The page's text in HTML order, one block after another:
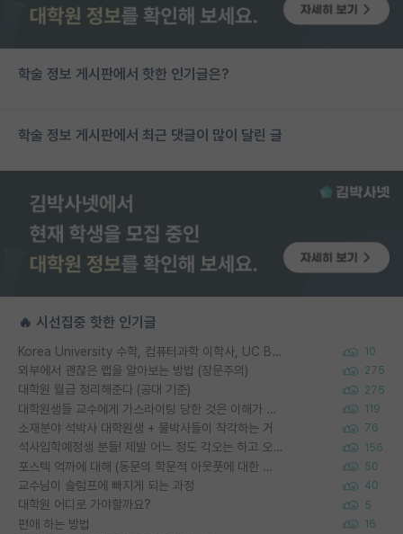
학술 정보 게시판에서 핫한 인기글은?
학술 정보 게시판에서 최근 댓글이 많이 달린 글
🔥 시선집중 핫한 인기글
Korea University 수학, 컴퓨터과학 이학사, UC Berkeley 산업공학 대학원 공학박사가 되는 것은 쉽지 않겠죠? 10
외부에서 괜찮은 랩을 알아보는 방법 (장문주의) 275
대학원 월급 정리해준다 (공대 기준) 275
대학원생들 교수에게 가스라이팅 당한 것은 이해가 갑니다. 안타깝네요. 119
소재분야 석박사 대학원생 + 물박사들이 착각하는 거 76
석사입학예정생 분들! 제발 어느 정도 각오는 하고 오세요. 156
포스텍 억까에 대해 (동문의 학문적 아웃풋에 대한 반박) 50
교수님이 슬럼프에 빠지게 되는 과정 40
대학원 어디로 가야할까요? 5
편애 하는 방법 16